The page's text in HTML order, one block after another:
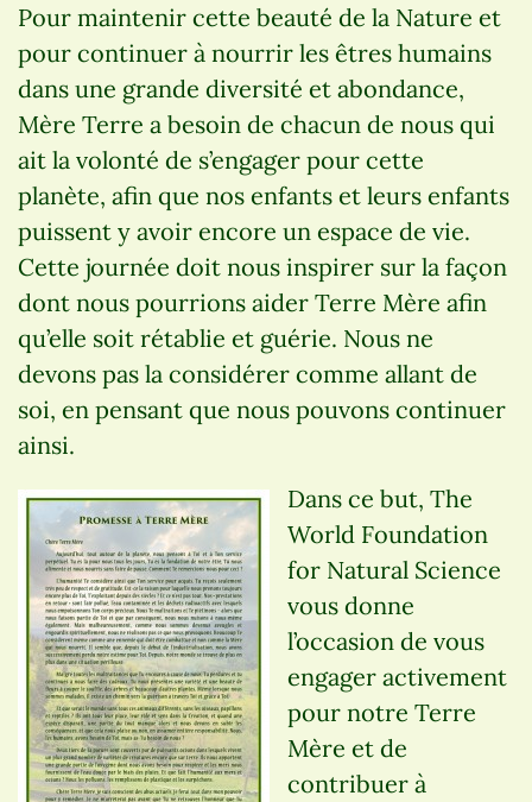
Pour maintenir cette beauté de la Nature et
pour continuer à nourrir les êtres humains
dans une grande diversité et abondance,
Mère Terre a besoin de chacun de nous qui
ait la volonté de s’engager pour cette
planète, afin que nos enfants et leurs enfants
puissent y avoir encore un espace de vie.
Cette journée doit nous inspirer sur la façon
dont nous pourrions aider Terre Mère afin
qu’elle soit rétablie et guérie. Nous ne
devons pas la considérer comme allant de
soi, en pensant que nous pouvons continuer
ainsi.
Dans ce but, The
World Foundation
for Natural Science
vous donne
l’occasion de vous
engager activement
pour notre Terre
Mère et de
contribuer à